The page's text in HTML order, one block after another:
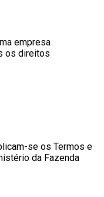
empresa
os direitos
se os Termos e
da Fazenda